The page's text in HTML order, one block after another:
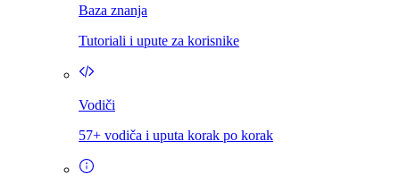
Baza znanja
Tutoriali i upute za korisnike
Vodiči
57+ vodiča i uputa korak po korak